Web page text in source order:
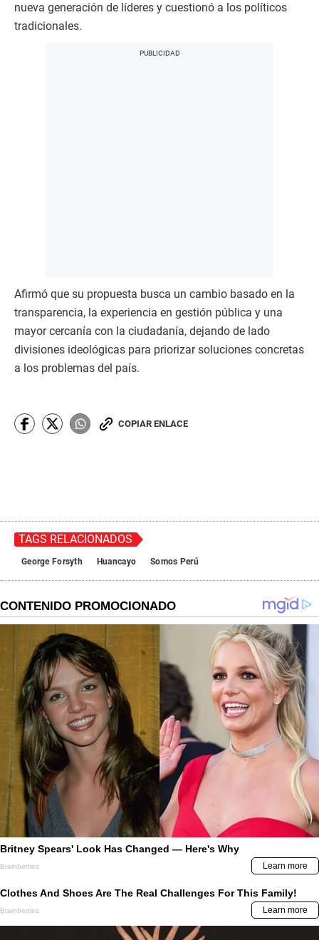
nueva generación de líderes y cuestionó a los políticos
tradicionales.
Afirmó que su propuesta busca un cambio basado en la
transparencia, la experiencia en gestión pública y una
mayor cercanía con la ciudadanía, dejando de lado
divisiones ideológicas para priorizar soluciones concretas
a los problemas del país.
COPIAR ENLACE
TAGS RELACIONADOS
George Forsyth Huancayo Somos Perú